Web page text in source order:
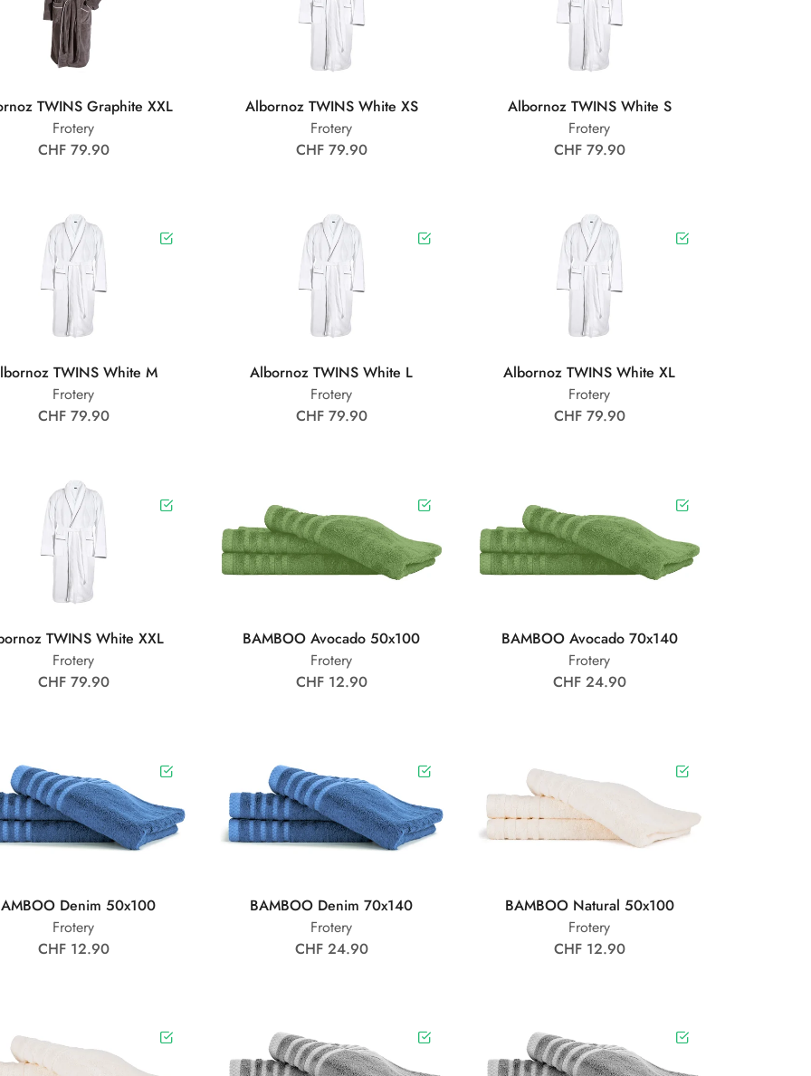
TWINS Graphite XXL
Frotery
CHF 79.90
Albornoz TWINS White XS
Frotery
CHF 79.90
Albornoz TWINS White S
Frotery
CHF 79.90
TWINS White M
Frotery
CHF 79.90
Albornoz TWINS White L
Frotery
CHF 79.90
Albornoz TWINS White XL
Frotery
CHF 79.90
TWINS White XXL
Frotery
CHF 79.90
BAMBOO Avocado 50x100
Frotery
CHF 12.90
BAMBOO Avocado 70x140
Frotery
CHF 24.90
Denim 50x100
Frotery
CHF 12.90
BAMBOO Denim 70x140
Frotery
CHF 24.90
BAMBOO Natural 50x100
Frotery
CHF 12.90